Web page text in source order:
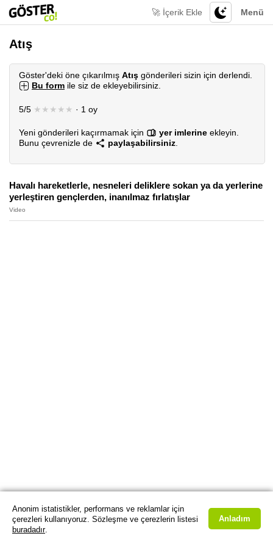
Menü
🚀 İçerik Ekle
Atış
Göster'deki öne çıkarılmış Atış gönderileri sizin için derlendi.
Bu form ile siz de ekleyebilirsiniz.
5/5 ★★★★★ · 1 oy
Yeni gönderileri kaçırmamak için yer imlerine ekleyin.
Bunu çevrenizle de
paylaşabilirsiniz
Havalı hareketlerle, nesneleri deliklere sokan ya da yerlerine
yerleştiren gençlerden, inanılmaz fırlatışlar
Video
Anonim istatistikler, performans ve reklamlar için
çerezleri kullanıyoruz. Sözleşme ve çerezlerin listesi
buradadır.
Anladım